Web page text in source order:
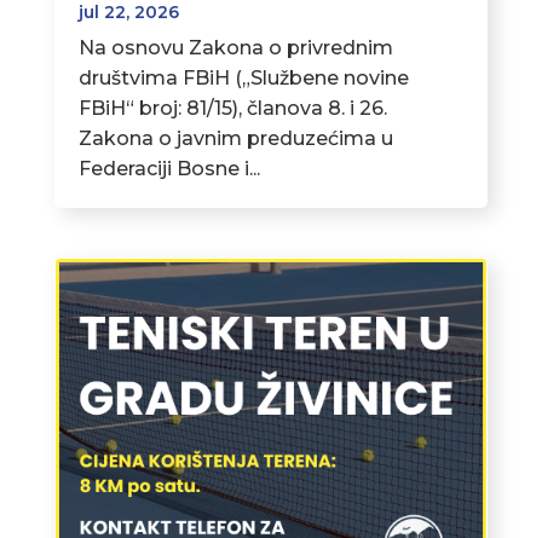
jul 22, 2026
Na osnovu Zakona o privrednim
društvima FBiH („Službene novine
FBiH“ broj: 81/15), članova 8. i 26.
Zakona o javnim preduzećima u
Federaciji Bosne i...